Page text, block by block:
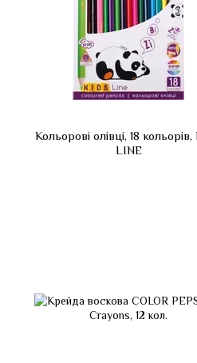
Кольорові олівці, 18
LINE